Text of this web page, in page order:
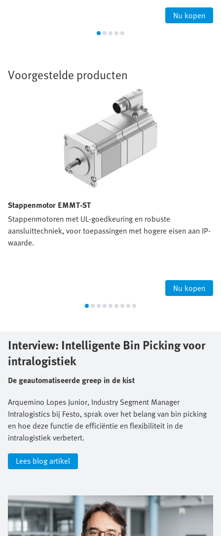
Nu kopen
Voorgestelde producten
Stappenmotor EMMT-ST
Stappenmotoren met UL-goedkeuring en robuste
aansluittechniek, voor toepassingen met hogere eisen aan IP-
waarde.
Nu kopen
Interview: Intelligente Bin Picking voor
intralogistiek
De geautomatiseerde greep in de kist
Arquemino Lopes Junior, Industry Segment Manager
Intralogistics bij Festo, sprak over het belang van bin picking
en hoe deze functie de efficiëntie en flexibiliteit in de
intralogistiek verbetert.
Lees blog artikel